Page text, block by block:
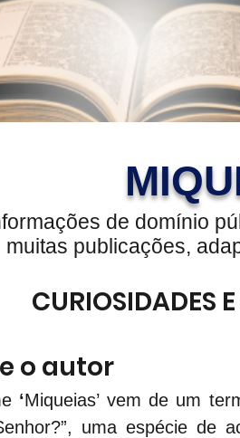
de domínio
muitas publicações,
CURIOSIDADES
o autor
‘Miqueias’ vem de um
uma espécie de